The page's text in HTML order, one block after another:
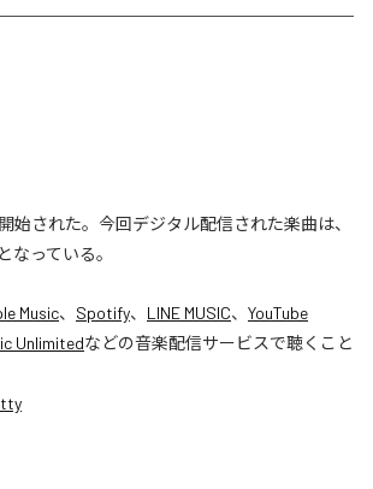
始された。今回デジタル配信された楽曲は、
なっている。
Music、 Spotify、 LINE MUSIC、 YouTube
Unlimitedなどの音楽配信サービスで聴くこと